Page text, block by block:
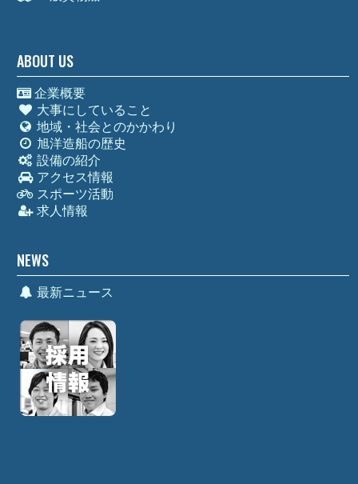
ABOUT US
企業概要
大事にしていること
地域・社会とのかかわり
旭洋造船の歴史
設備の紹介
アクセス情報
スポーツ活動
求人情報
NEWS
最新ニュース